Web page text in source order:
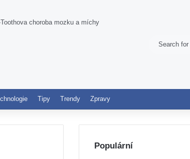
choroba mozku a míchy
Switch skin
Tipy Trendy Zpravy
Populární